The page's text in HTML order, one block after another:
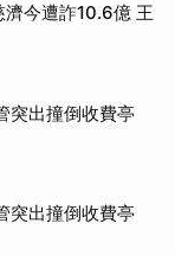
今遭詐10.6億 王
突出撞倒收費亭
突出撞倒收費亭